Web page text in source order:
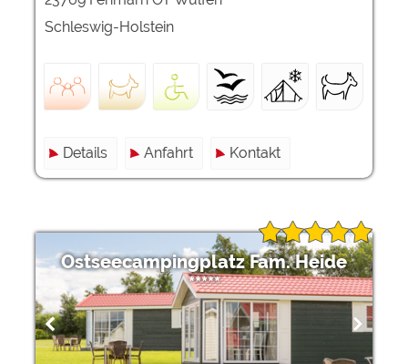
Schleswig-Holstein
Details Anfahrt Kontakt
Ostseecampingplatz Fam. Heide
*****